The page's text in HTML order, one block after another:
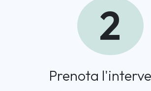
2
Prenota